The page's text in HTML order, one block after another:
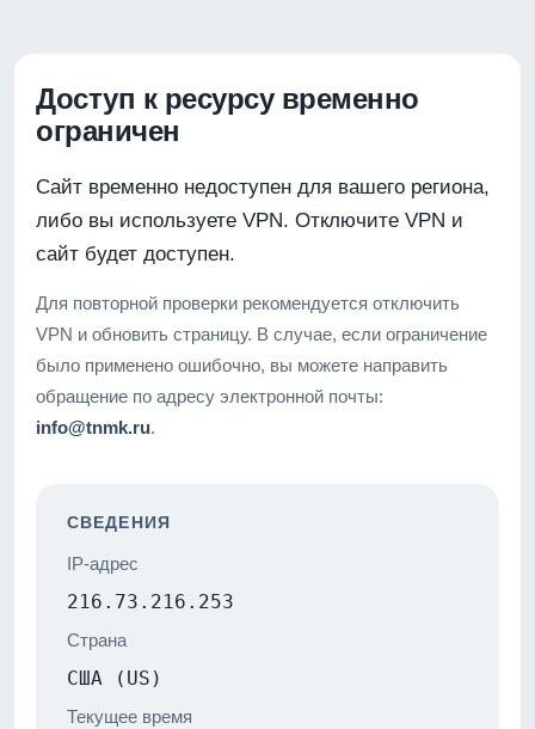
Доступ к ресурсу временно
ограничен
Сайт временно недоступен для вашего региона,
либо вы используете VPN. Отключите VPN и
сайт будет доступен.
Для повторной проверки рекомендуется отключить
VPN и обновить страницу. В случае, если ограничение
было применено ошибочно, вы можете направить
обращение по адресу электронной почты:
info@tnmk.ru.
СВЕДЕНИЯ
IP-адрес
216.73.216.253
Страна
США (US)
Текущее время